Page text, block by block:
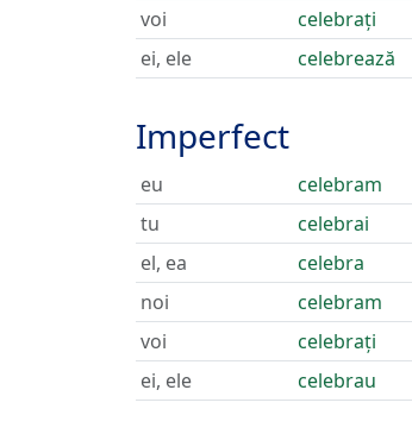
voi
celebrați
ei, ele
celebrează
Imperfect
eu
celebram
tu
celebrai
el, ea
celebra
noi
celebram
voi
celebrați
ei, ele
celebrau